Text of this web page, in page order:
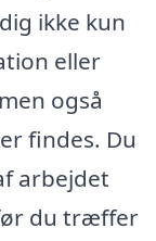
ikke kun
eller
også
findes. Du
arbejdet
du træffer